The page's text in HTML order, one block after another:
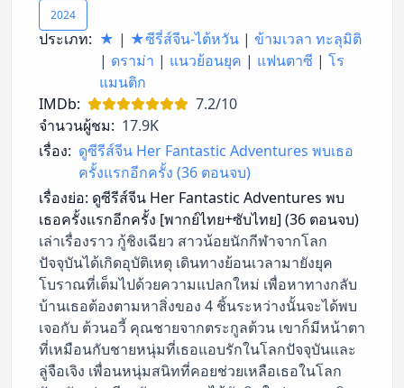
2024
ประเภท: ★ | ★ซีรี่ส์จีน-ไต้หวัน | ข้ามเวลา ทะลุมิติ
| ดราม่า | แนวย้อนยุค | แฟนตาซี | โร
แมนติก
IMDb:
7.2/10
จำนวนผู้ชม: 17.9K
เรื่อง: ดูซีรีส์จีน Her Fantastic Adventures พบเธอ
ครั้งแรกอีกครั้ง (36 ตอนจบ)
เรื่องย่อ: ดูซีรีส์จีน Her Fantastic Adventures พบ
เธอครั้งแรกอีกครั้ง [พากย์ไทย+ซับไทย] (36 ตอนจบ)
เล่าเรื่องราว กู้ชิงเฉียว สาวน้อยนักกีฬาจากโลก
ปัจจุบันได้เกิดอุบัติเหตุ เดินทางย้อนเวลามายังยุค
โบราณที่เต็มไปด้วยความแปลกใหม่ เพื่อหาทางกลับ
บ้านเธอต้องตามหาสิ่งของ 4 ชิ้นระหว่างนั้นจะได้พบ
เจอกับ ต้วนอวี้ คุณชายจากตระกูลต้วน เขาก็มีหน้าตา
ที่เหมือนกับชายหนุ่มที่เธอแอบรักในโลกปัจจุบันและ
ลู่จือเจิง เพื่อนหนุ่มสนิทที่คอยช่วยเหลือเธอในโลก